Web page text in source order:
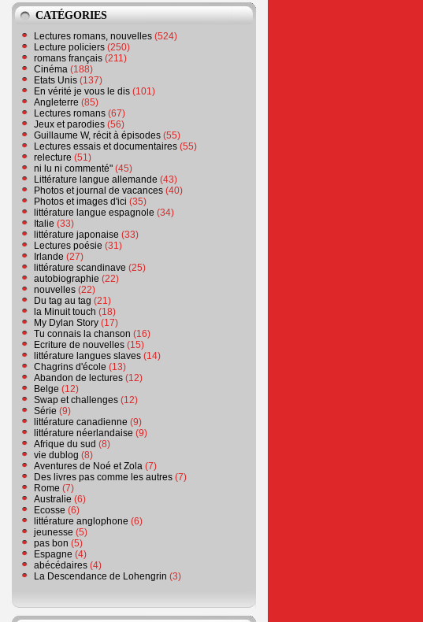
CATÉGORIES
Lectures romans, nouvelles (524)
Lecture policiers (250)
romans français (211)
Cinéma (188)
Etats Unis (137)
En vérité je vous le dis (101)
Angleterre (85)
Lectures romans (67)
Jeux et parodies (56)
Guillaume W, récit à épisodes (55)
Lectures essais et documentaires (55)
relecture (51)
ni lu ni commenté" (45)
Littérature langue allemande (43)
Photos et journal de vacances (40)
Photos et images d'ici (35)
littérature langue espagnole (34)
Italie (33)
littérature japonaise (33)
Lectures poésie (31)
Irlande (27)
littérature scandinave (25)
autobiographie (22)
nouvelles (22)
Du tag au tag (21)
la Minuit touch (18)
My Dylan Story (17)
Tu connais la chanson (16)
Ecriture de nouvelles (15)
littérature langues slaves (14)
Chagrins d'école (13)
Abandon de lectures (12)
Belge (12)
Swap et challenges (12)
Série (9)
littérature canadienne (9)
littérature néerlandaise (9)
Afrique du sud (8)
vie dublog (8)
Aventures de Noé et Zola (7)
Des livres pas comme les autres (7)
Rome (7)
Australie (6)
Ecosse (6)
littérature anglophone (6)
jeunesse (5)
pas bon (5)
Espagne (4)
abécédaires (4)
La Descendance de Lohengrin (3)